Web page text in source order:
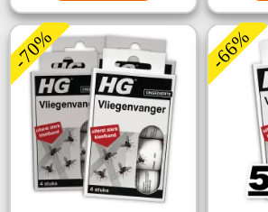
-70% -66%